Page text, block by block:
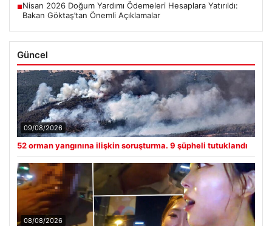
■Nisan 2026 Doğum Yardımı Ödemeleri Hesaplara Yatırıldı:
Bakan Göktaş’tan Önemli Açıklamalar
Güncel
09/08/2026
52 orman yangınına ilişkin soruşturma. 9 şüpheli tutuklandı
08/08/2026